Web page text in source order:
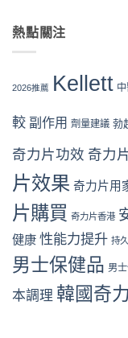
流
程
中
店
風
險
面
分
中
網
多
盒
折
扣
最
購
時
機〉
中
咪
假
拆
與
性
購
買
指
南〉
片
Kellett
購
程
整
學：
從
下
單
到
收
貨
一
次
看
熱點關注
2026推薦 Kellett
較 副作用 劑量建議 勃
奇力片功效 奇力
片效果 奇力片用
片購買 奇力片香港
健康 性能力提升 持
男士保健品 男
本調理 韓國奇